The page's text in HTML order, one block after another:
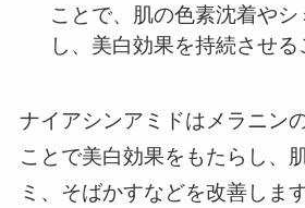
ことで、肌の色素沈着や
し、美白効果を持続させる
ナイアシンアミドはメラニン
ことで美白効果をもたらし、
ミ、そばかすなどを改善します